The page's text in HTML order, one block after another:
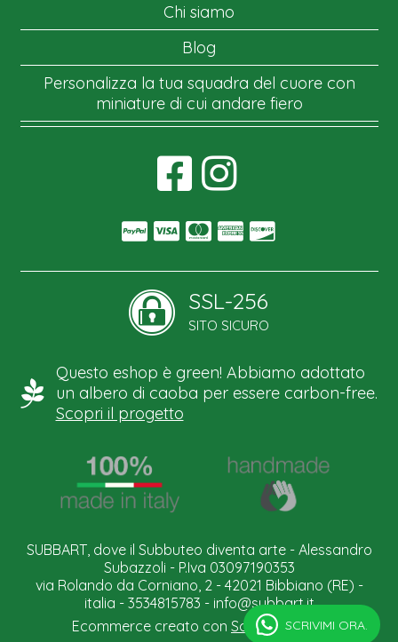
Chi siamo
Blog
Personalizza la tua squadra del cuore con
miniature di cui andare fiero
SSL-256
SITO SICURO
Questo eshop è green! Abbiamo adottato
un albero di caoba per essere carbon-free.
Scopri il progetto
SUBBART, dove il Subbuteo diventa arte - Alessandro
Subazzoli - P.Iva 03097190353
via Rolando da Corniano, 2 - 42021 Bibbiano (RE) -
italia - 3534815783 - info@subbart.it
Ecommerce creato con Scontrino.comSCRIVIMI ORA.